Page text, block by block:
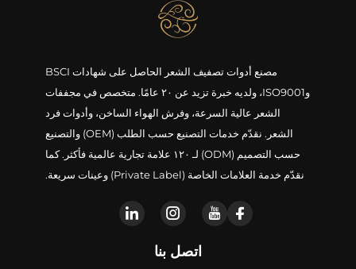
مصنع أدوات تصفيف الشعر الحاصل على شهادات BSCI
وISO9001، ولديه خبرة تزيد عن ٢٠ عامًا. متخصص في مجففات
الشعر عالية السرعة، وفرش الهواء الساخن، وأدوات فرد
الشعر. نقدّم خدمات التصنيع حسب الطلب (OEM) والتصنيع
حسب التصميم (ODM) لـ ١٢٠ علامة تجارية عالمية فأكثر. كما
نقدّم خدمة العلامات الخاصة (Private Label) وعينات سريعة.
اتصل بنا